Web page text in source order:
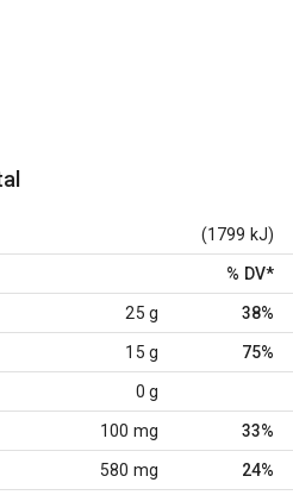
(1799 kJ)
% DV*
25 g 38%
15 g 75%
0 g
100 mg 33%
580 mg 24%